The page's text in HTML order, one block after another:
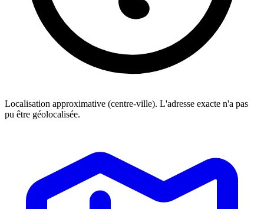
Localisation approximative (centre-ville). L'adresse exacte n'a pas
pu être géolocalisée.